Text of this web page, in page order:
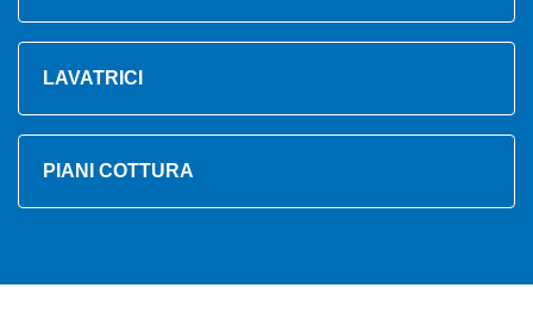
LAVATRICI
PIANI COTTURA